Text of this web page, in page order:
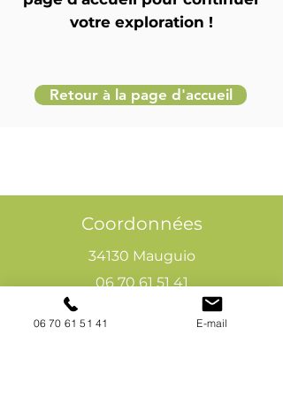
votre exploration !
Retour à la page d'accueil
Coordonnées
34130 Mauguio
06 70 61 51 41
cogivia@gmail.com
06 70 61 51 41 E-mail